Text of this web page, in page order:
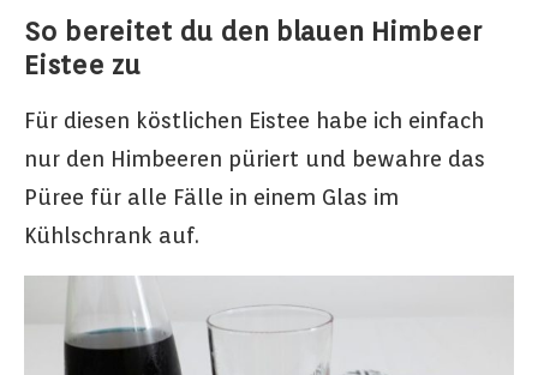
So bereitet du den blauen Himbeer
Eistee zu
Für diesen köstlichen Eistee habe ich einfach
nur den Himbeeren püriert und bewahre das
Püree für alle Fälle in einem Glas im
Kühlschrank auf.